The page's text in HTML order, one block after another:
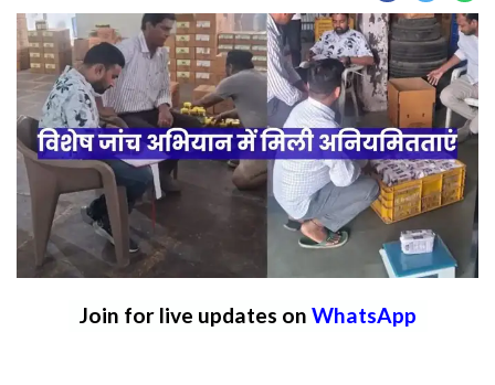
Join for live updates on WhatsApp